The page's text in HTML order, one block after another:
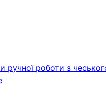
ручної роботи з чеського